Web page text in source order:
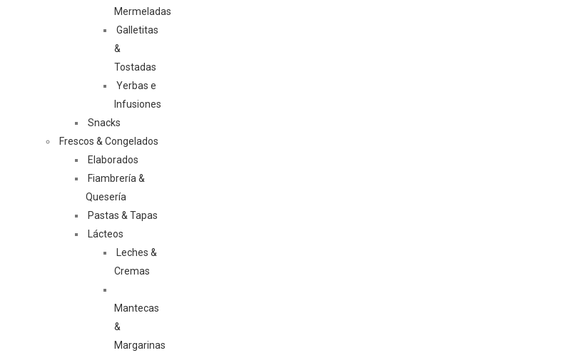
Mermeladas
Galletitas
&
Tostadas
Yerbas e
Infusiones
Snacks
Frescos & Congelados
Elaborados
Fiambrería &
Quesería
Pastas & Tapas
Lácteos
Leches &
Cremas
Mantecas
&
Margarinas